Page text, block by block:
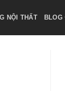
NỘI THẤT BLOG